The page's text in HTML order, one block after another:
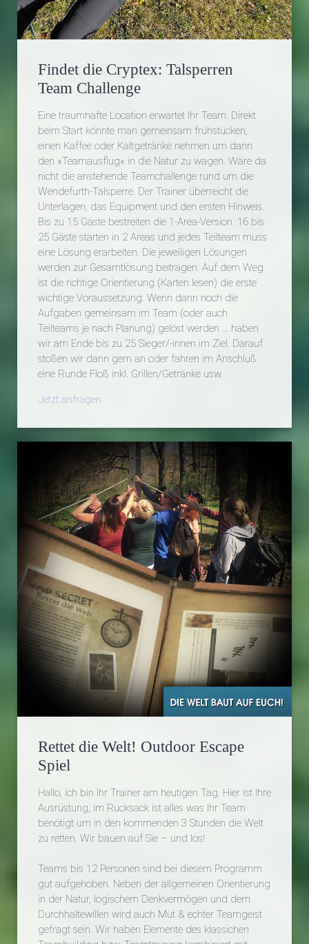
Findet die Cryptex: Talsperren
Team Challenge
Eine traumhafte Location erwartet Ihr Team. Direkt
beim Start könnte man gemeinsam frühstücken,
einen Kaffee oder Kaltgetränke nehmen um dann
den »Teamausflug« in die Natur zu wagen. Wäre da
nicht die anstehende Teamchallenge rund um die
Wendefurth-Talsperre. Der Trainer überreicht die
Unterlagen, das Equipment und den ersten Hinweis.
Bis zu 15 Gäste bestreiten die 1-Area-Version. 16 bis
25 Gäste starten in 2 Areas und jedes Teilteam muss
eine Lösung erarbeiten. Die jeweiligen Lösungen
werden zur Gesamtlösung beitragen. Auf dem Weg
ist die richtige Orientierung (Karten lesen) die erste
wichtige Voraussetzung. Wenn dann noch die
Aufgaben gemeinsam im Team (oder auch
Teilteams je nach Planung) gelöst werden ... haben
wir am Ende bis zu 25 Sieger/-innen im Ziel. Darauf
stoßen wir dann gern an oder fahren im Anschluß
eine Runde Floß inkl. Grillen/Getränke usw.
Jetzt anfragen
Rettet die Welt! Outdoor Escape
Spiel
Hallo, ich bin Ihr Trainer am heutigen Tag. Hier ist Ihre
Ausrüstung, im Rucksack ist alles was Ihr Team
benötigt um in den kommenden 3 Stunden die Welt
zu retten. Wir bauen auf Sie – und los!
Teams bis 12 Personen sind bei diesem Programm
gut aufgehoben. Neben der allgemeinen Orientierung
in der Natur, logischem Denkvermögen und dem
Durchhaltewillen wird auch Mut & echter Teamgeist
gefragt sein. Wir haben Elemente des klassichen